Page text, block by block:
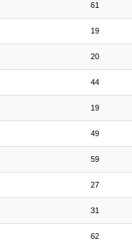
61
19
20
44
19
49
59
27
31
62